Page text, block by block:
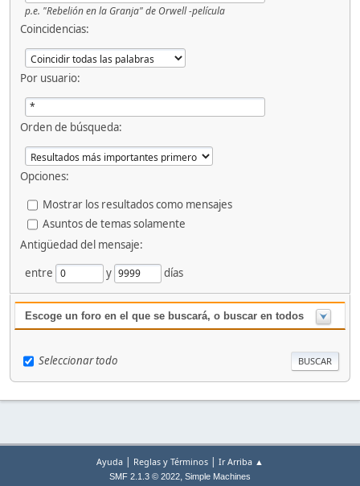
p.e. "Rebelión en la Granja" de Orwell -película
Coincidencias:
Por usuario:
Orden de búsqueda:
Opciones:
Mostrar los resultados como mensajes
Asuntos de temas solamente
Antigüedad del mensaje:
entre
y días
Escoge un foro en el que se buscará, o buscar en todos
Seleccionar todo
Ayuda | Reglas y Términos | Ir Arriba ▲
SMF 2.1.3 © 2022, Simple Machines